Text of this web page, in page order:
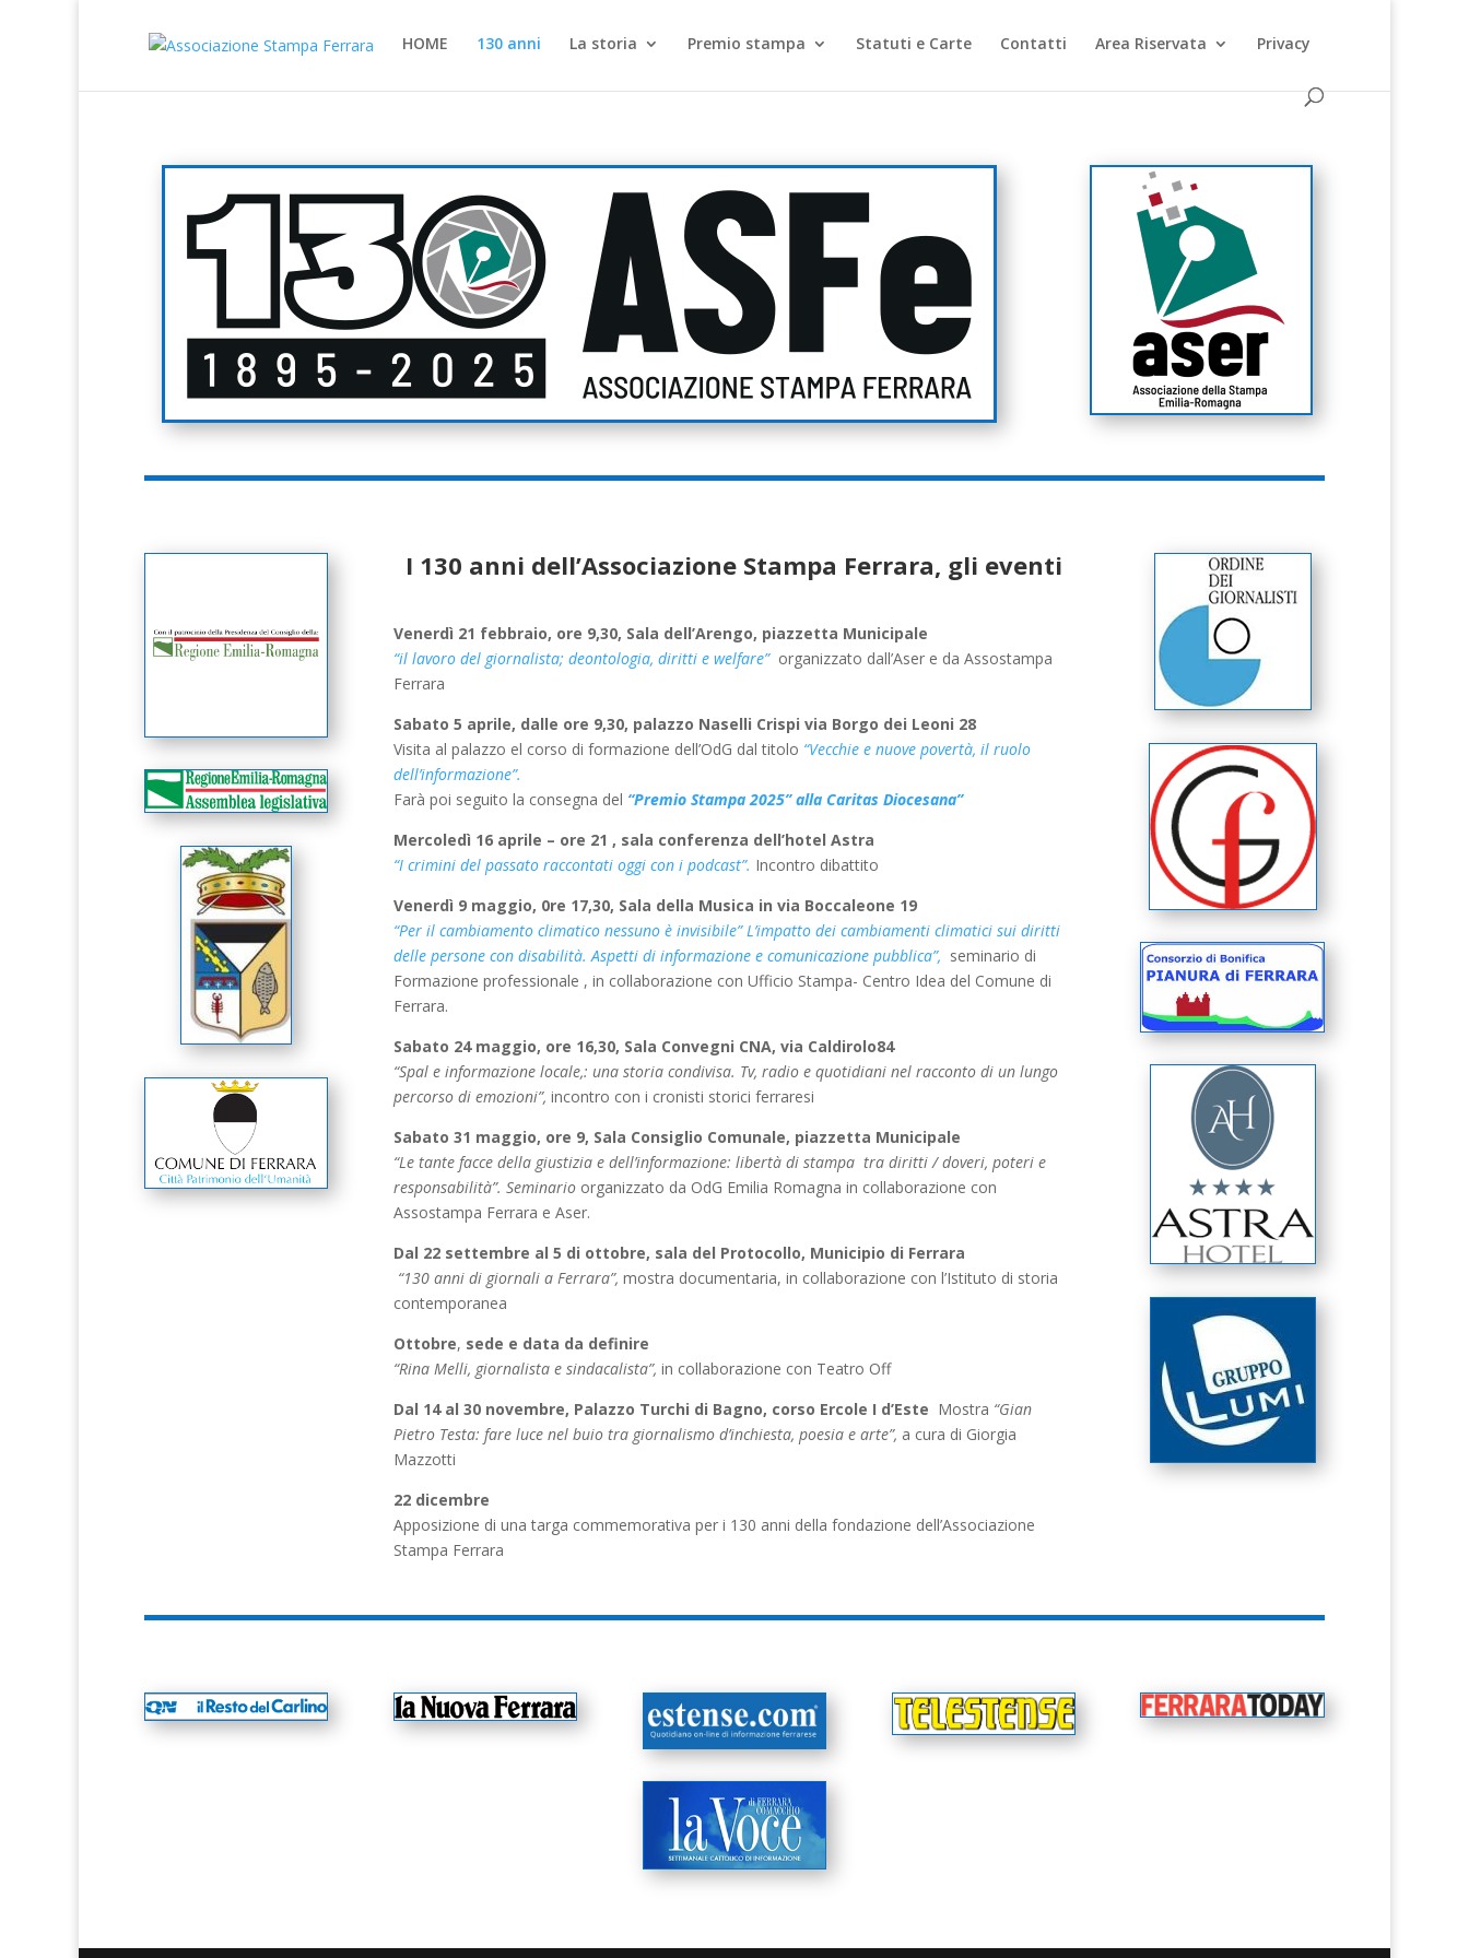
HOME 130 anni La storia Premio stampa Statuti e Carte Contatti Area Riservata Privacy
I 130 anni dell’Associazione Stampa Ferrara, gli eventi
Venerdì 21 febbraio, ore 9,30, Sala dell’Arengo, piazzetta Municipale
“il lavoro del giornalista; deontologia, diritti e welfare”organizzato dall’Aser e da Assostampa
Ferrara
Sabato 5 aprile, dalle ore 9,30, palazzo Naselli Crispi via Borgo dei Leoni 28
Visita al palazzo el corso di formazione dell’OdG dal titolo “Vecchie e nuove povertà, il ruolo
dell’informazione”.
Farà poi seguito la consegna del “Premio Stampa 2025” alla Caritas Diocesana”
Mercoledì 16 aprile – ore 21 , sala conferenza dell’hotel Astra
“I crimini del passato raccontati oggi con i podcast”. Incontro dibattito
Venerdì 9 maggio, 0re 17,30, Sala della Musica in via Boccaleone 19
“Per il cambiamento climatico nessuno è invisibile” L’impatto dei cambiamenti climatici sui diritti
delle persone con disabilità. Aspetti di informazione e comunicazione pubblica”, seminario di
Formazione professionale , in collaborazione con Ufficio Stampa- Centro Idea del Comune di
Ferrara.
Sabato 24 maggio, ore 16,30, Sala Convegni CNA, via Caldirolo84
“Spal e informazione locale,: una storia condivisa. Tv, radio e quotidiani nel racconto di un lungo
percorso di emozioni”, incontro con i cronisti storici ferraresi
Sabato 31 maggio, ore 9, Sala Consiglio Comunale, piazzetta Municipale
“Le tante facce della giustizia e dell’informazione: libertà di stampa tra diritti / doveri, poteri e
responsabilità”. Seminario organizzato da OdG Emilia Romagna in collaborazione con
Assostampa Ferrara e Aser.
Dal 22 settembre al 5 di ottobre, sala del Protocollo, Municipio di Ferrara
“130 anni di giornali a Ferrara”, mostra documentaria, in collaborazione con l’Istituto di storia
contemporanea
Ottobre, sede e data da definire
“Rina Melli, giornalista e sindacalista”, in collaborazione con Teatro Off
Dal 14 al 30 novembre, Palazzo Turchi di Bagno, corso Ercole I d’Este Mostra “Gian
Pietro Testa: fare luce nel buio tra giornalismo d’inchiesta, poesia e arte”, a cura di Giorgia
Mazzotti
22 dicembre
Apposizione di una targa commemorativa per i 130 anni della fondazione dell’Associazione
Stampa Ferrara